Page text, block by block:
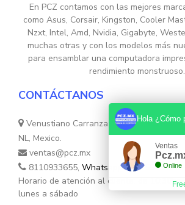
En PCZ contamos con las mejores
como Asus, Corsair, Kingston, Cooler
Nzxt, Intel, Amd, Nvidia, Gigabyte,
muchas otras y con los modelos más
para ensamblar una computadora
rendimiento monstruoso.
CONTÁCTANOS
Venustiano Carranza Nte. 755, Colonia
NL, Mexico.
ventas@pcz.mx
8110933655, Whatsapp 8131554632
Horario de atención al cliente: de
lunes a sábado
Hola ¿Cómo
Ventas
Online